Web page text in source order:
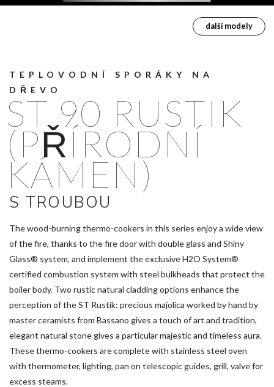
další modely
TEPLOVODNÍ SPORÁKY NA
DŘEVO
ST 90 RUSTIK
(PŘÍRODNÍ
KÁMEN)
S TROUBOU
The wood-burning thermo-cookers in this series enjoy a wide view
of the fire, thanks to the fire door with double glass and Shiny
Glass® system, and implement the exclusive H2O System®
certified combustion system with steel bulkheads that protect the
boiler body. Two rustic natural cladding options enhance the
perception of the ST Rustik: precious majolica worked by hand by
master ceramists from Bassano gives a touch of art and tradition,
elegant natural stone gives a particular majestic and timeless aura.
These thermo-cookers are complete with stainless steel oven
with thermometer, lighting, pan on telescopic guides, grill, valve for
excess steams.